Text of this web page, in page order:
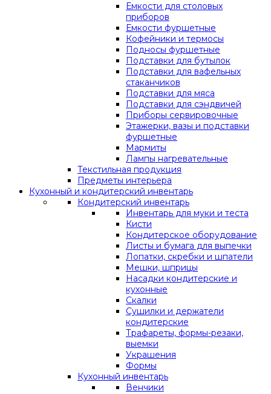
Емкости для столовых
приборов
Емкости фуршетные
Кофейники и термосы
Подносы фуршетные
Подставки для бутылок
Подставки для вафельных
стаканчиков
Подставки для мяса
Подставки для сэндвичей
Приборы сервировочные
Этажерки, вазы и подставки
фуршетные
Мармиты
Лампы нагревательные
Текстильная продукция
Предметы интерьера
Кухонный и кондитерский инвентарь
Кондитерский инвентарь
Инвентарь для муки и теста
Кисти
Кондитерское оборудование
Листы и бумага для выпечки
Лопатки, скребки и шпатели
Мешки, шприцы
Насадки кондитерские и
кухонные
Скалки
Сушилки и держатели
кондитерские
Трафареты, формы-резаки,
выемки
Украшения
Формы
Кухонный инвентарь
Венчики